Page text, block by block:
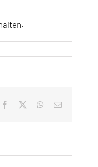
Facebook WhatsApp
E-